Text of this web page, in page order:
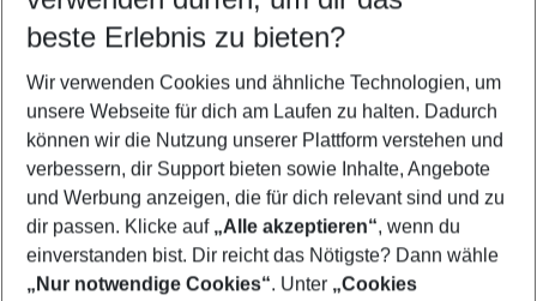
5-8 Nächte
2 Erwachsene Keine Kinder
Mehr Filter anzeigen
beste Erlebnis zu bieten?
Wir verwenden Cookies und ähnliche Technologien, um
unsere Webseite für dich am Laufen zu halten. Dadurch
können wir die Nutzung unserer Plattform verstehen und
verbessern, dir Support bieten sowie Inhalte, Angebote
und Werbung anzeigen, die für dich relevant sind und zu
dir passen. Klicke auf „Alle akzeptieren“, wenn du
einverstanden bist. Dir reicht das Nötigste? Dann wähle
„Nur notwendige Cookies“. Unter „Cookies